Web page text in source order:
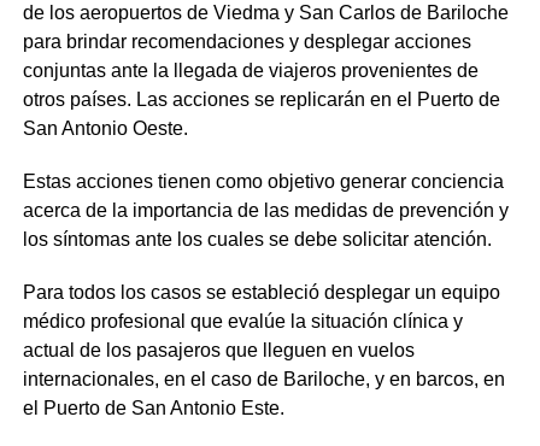
de los aeropuertos de Viedma y San Carlos de Bariloche
para brindar recomendaciones y desplegar acciones
conjuntas ante la llegada de viajeros provenientes de
otros países. Las acciones se replicarán en el Puerto de
San Antonio Oeste.
Estas acciones tienen como objetivo generar conciencia
acerca de la importancia de las medidas de prevención y
los síntomas ante los cuales se debe solicitar atención.
Para todos los casos se estableció desplegar un equipo
médico profesional que evalúe la situación clínica y
actual de los pasajeros que lleguen en vuelos
internacionales, en el caso de Bariloche, y en barcos, en
el Puerto de San Antonio Este.